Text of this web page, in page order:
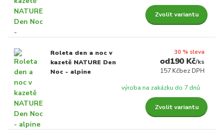
Zvolit variantu
Roleta den a noc v
kazetě NATURE Den
Noc - alpine
30 % sleva
190 Kč/ks
157 Kčbez DPH
výroba na zakázku do 7 dnů
Zvolit variantu